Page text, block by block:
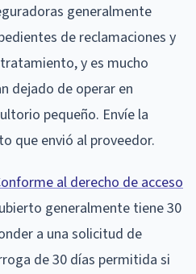
generalmente
de reclamaciones y
y es mucho
dejado de operar en
pequeño. Envíe la
que envió al proveedor.
al derecho de acceso
generalmente tiene 30
a una solicitud de
de 30 días permitida si